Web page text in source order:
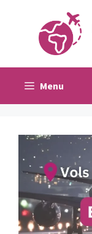
contenu
Menu